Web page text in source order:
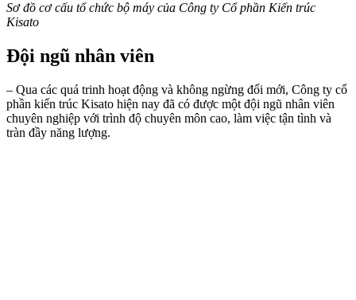
Sơ đồ cơ cấu tổ chức bộ máy của Công ty Cổ phần Kiến trúc
Kisato
Đội ngũ nhân viên
– Qua các quá trinh hoạt động và không ngừng đổi mới, Công ty cổ
phần kiến trúc Kisato hiện nay đã có được một đội ngũ nhân viên
chuyên nghiệp với trình độ chuyên môn cao, làm việc tận tình và
tràn đầy năng lượng.